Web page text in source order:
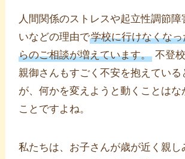
人間関係のストレスや起立性調節障
いなどの理由で学校に行けなくな
らのご相談が増えています。 不登
親御さんもすごく不安を抱えている
が、何かを変えようと動くことはな
ことですよね。
私たちは、お子さんが歳が近く親し